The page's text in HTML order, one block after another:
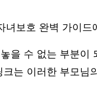
보호 완벽 가이드
을 수 없는 부분이
는 이러한 부모님